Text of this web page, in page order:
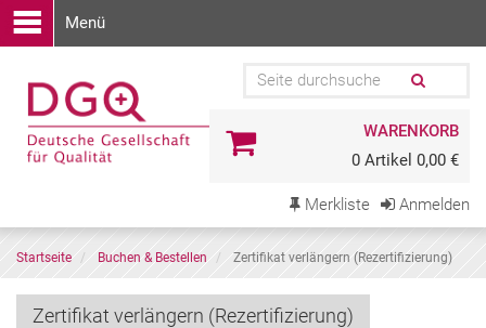
Menü
WARENKORB
0 Artikel 0,00 €
Merkliste Anmelden
Startseite Buchen & Bestellen Zertifikat verlängern (Rezertifizierung)
Zertifikat verlängern (Rezertifizierung)